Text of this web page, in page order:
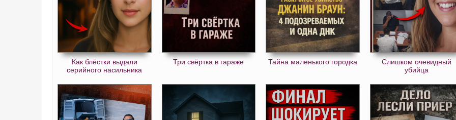
Как блёстки выдали
серийного насильника
Три свёртка в гараже Тайна маленького городка
Слишком очевидный
убийца